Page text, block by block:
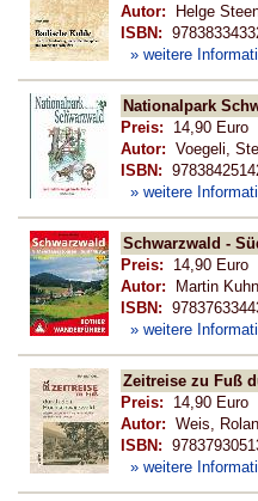
Autor: Helge
ISBN:
» weitere
Nationalpark
Preis: 14,90 Euro
Autor: Voegeli,
ISBN:
» weitere
Schwarzwald -
Preis: 14,90 Euro
Autor: Martin
ISBN:
» weitere
Zeitreise zu Fuß
Preis: 14,90 Euro
Autor: Weis,
ISBN:
» weitere